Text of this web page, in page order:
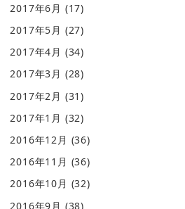
2017年6月 (17)
2017年5月 (27)
2017年4月 (34)
2017年3月 (28)
2017年2月 (31)
2017年1月 (32)
2016年12月 (36)
2016年11月 (36)
2016年10月 (32)
2016年9月 (38)